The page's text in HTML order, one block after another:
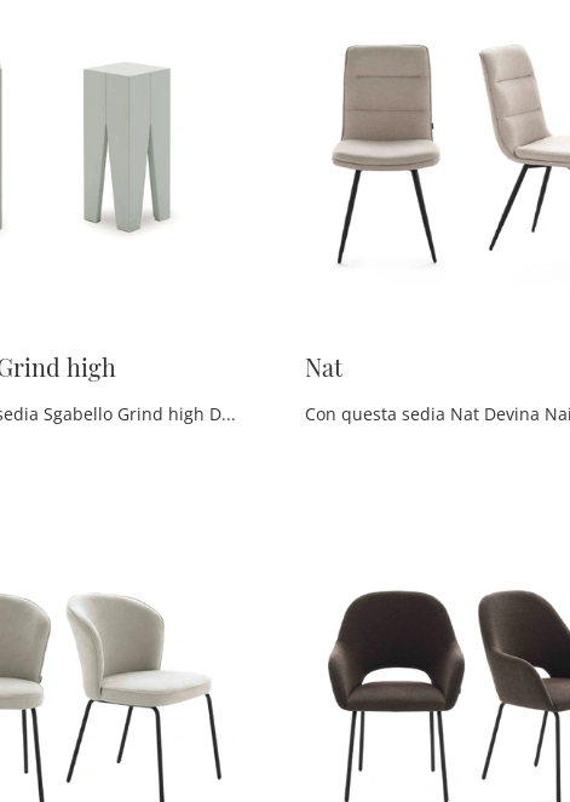
high
Con questa sedia Sgabello Grind high Devina Nais in legno, una delle nostre sedute sgabelli moderne, potrai arricchire i tuoi interni.
Nat